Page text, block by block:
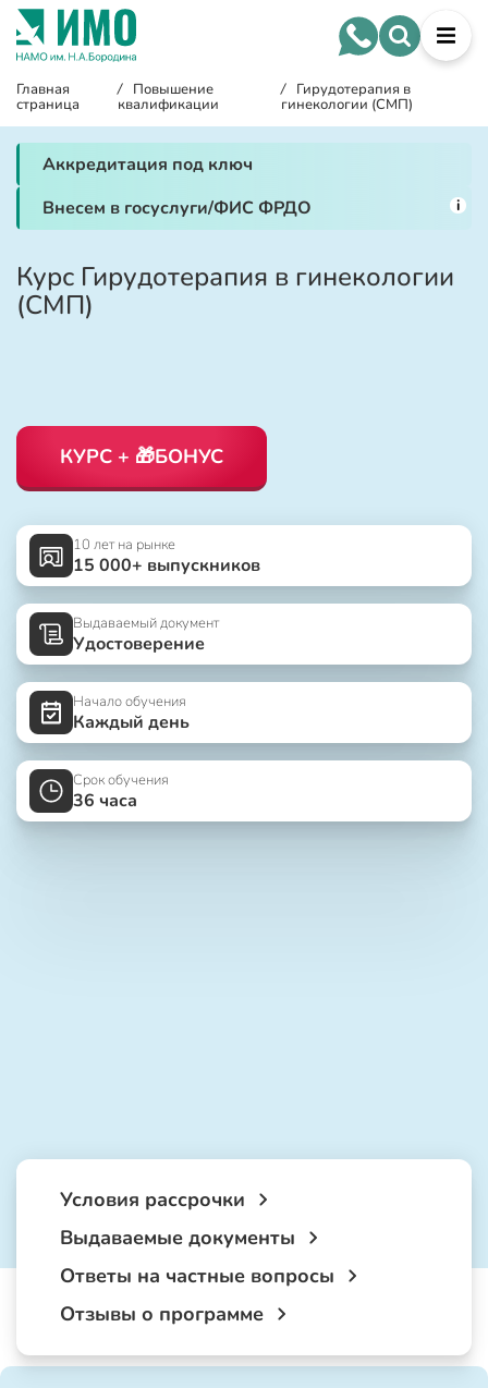
Главная
страница
/ Повышение
квалификации
/ Гирудотерапия в
гинекологии (СМП)
Аккредитация под ключ
Внесем в госуслуги/ФИС ФРДО
i
Курс Гирудотерапия в гинекологии
(СМП)
КУРС + 🎁БОНУС
10 лет на рынке
15 000+ выпускников
Выдаваемый документ
Удостоверение
Начало обучения
Каждый день
Срок обучения
36 часа
Условия рассрочки
Выдаваемые документы
Ответы на частные вопросы
Отзывы о программе